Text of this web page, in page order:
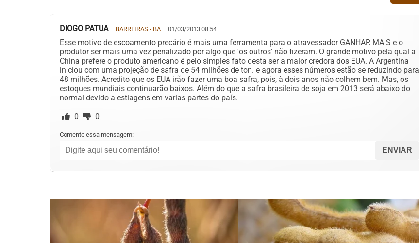
DIOGO PATUA BARREIRAS - BA 01/03/2013 08:54
Esse motivo de escoamento precário é mais uma ferramenta para o atravessador GANHAR MAIS e o
produtor ser mais uma vez penalizado por algo que 'os outros' não fizeram. O grande motivo pela qual a
China prefere o produto americano é pelo simples fato desta ser a maior credora dos EUA. A Argentina
iniciou com uma projeção de safra de 54 milhões de ton. e agora esses números estão se reduzindo para
48 milhões. Acredito que os EUA irão fazer uma boa safra, pois, à dois anos não colhem bem. Mas, os
estoques mundiais continuarão baixos. Além do que a safra brasileira de soja em 2013 será abaixo do
normal devido a estiagens em varias partes do país.
0 0
Comente essa mensagem: